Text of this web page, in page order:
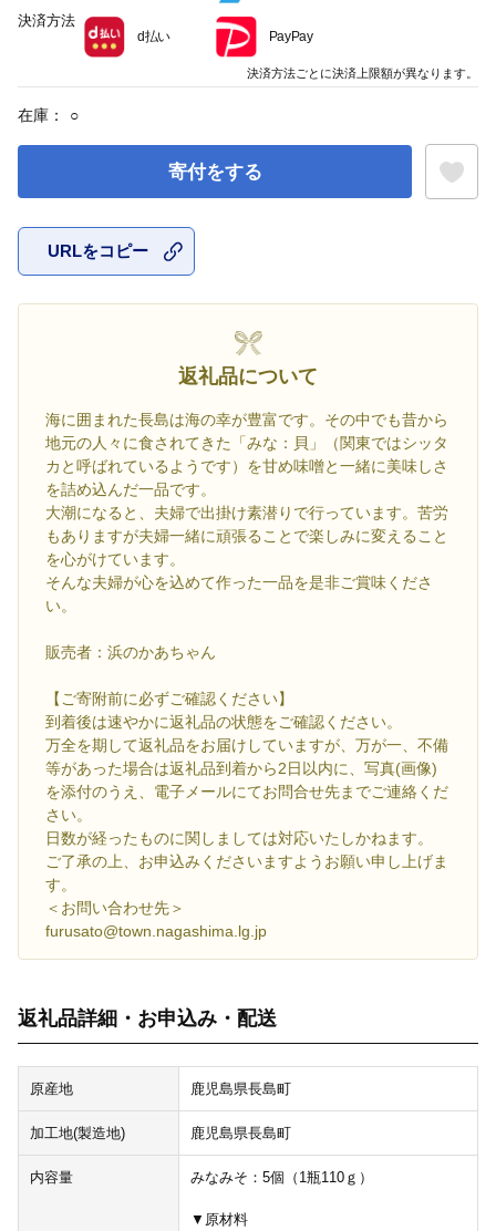
在庫： ○
寄付をする
URLをコピー
返礼品について
海に囲まれた長島は海の幸が豊富です。その中でも昔から
地元の人々に食されてきた「みな：貝」（関東ではシッタ
カと呼ばれているようです）を甘め味噌と一緒に美味しさ
を詰め込んだ一品です。
大潮になると、夫婦で出掛け素潜りで行っています。苦労
もありますが夫婦一緒に頑張ることで楽しみに変えること
を心がけています。
そんな夫婦が心を込めて作った一品を是非ご賞味くださ
い。
販売者：浜のかあちゃん
【ご寄附前に必ずご確認ください】
到着後は速やかに返礼品の状態をご確認ください。
万全を期して返礼品をお届けしていますが、万が一、不備
等があった場合は返礼品到着から2日以内に、写真(画像)
を添付のうえ、電子メールにてお問合せ先までご連絡くだ
さい。
日数が経ったものに関しましては対応いたしかねます。
ご了承の上、お申込みくださいますようお願い申し上げま
す。
＜お問い合わせ先＞
furusato@town.nagashima.lg.jp
返礼品詳細・お申込み・配送
原産地 鹿児島県長島町
加工地(製造地) 鹿児島県長島町
内容量 みなみそ：5個（1瓶110ｇ）
▼原材料
決済方法
d払い PayPay
決済方法ごとに決済上限額が異なります。